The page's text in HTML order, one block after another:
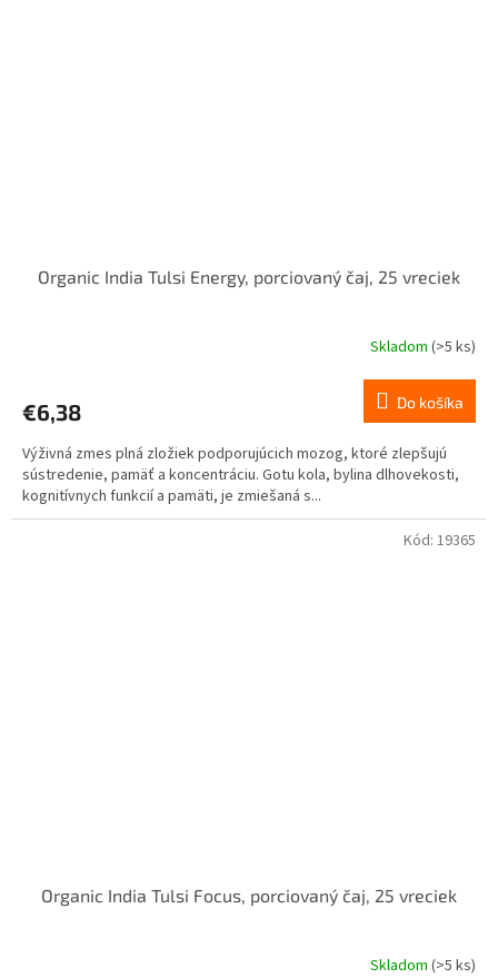
Organic India Tulsi Energy, porciovaný čaj, 25 vreciek
Skladom (>5 ks)
€6,38 Do košíka
Výživná zmes plná zložiek podporujúcich mozog, ktoré zlepšujú
sústredenie, pamäť a koncentráciu. Gotu kola, bylina dlhovekosti,
kognitívnych funkcií a pamäti, je zmiešaná s...
Organic India Tulsi Focus, porciovaný čaj, 25 vreciek
Skladom (>5 ks)
Kód: 19365